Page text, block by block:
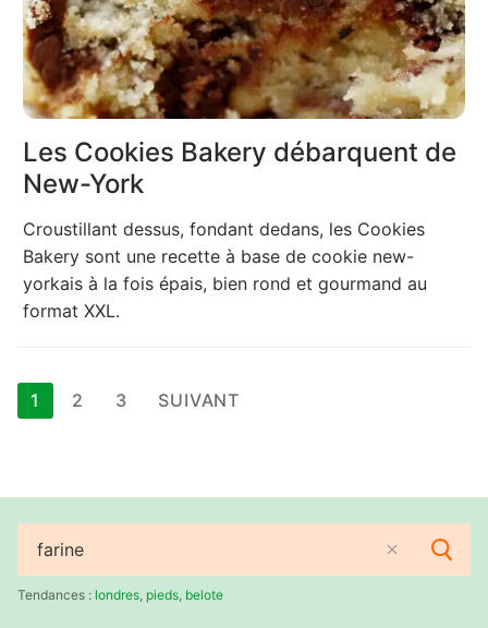
Les Cookies Bakery débarquent de
New-York
Croustillant dessus, fondant dedans, les Cookies
Bakery sont une recette à base de cookie new-
yorkais à la fois épais, bien rond et gourmand au
format XXL.
Pagination
des
1 2 3 SUIVANT
Rechercher
:Tendances : londres pieds belote